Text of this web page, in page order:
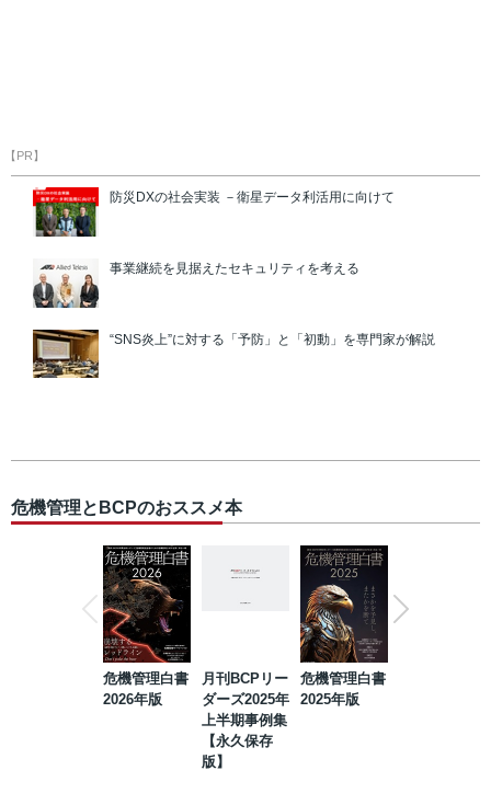
【PR】
防災DXの社会実装 －衛星データ利活用に向けて
事業継続を見据えたセキュリティを考える
“SNS炎上”に対する「予防」と「初動」を専門家が解説
危機管理とBCPのおススメ本
危機管理白書
2026年版
月刊BCPリー
ダーズ2025年
上半期事例集
【永久保存
版】
危機管理白書
2025年版